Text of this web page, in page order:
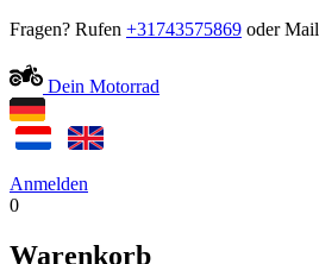
Fragen? Rufen +31743575869 oder Mail
Dein Motorrad
Anmelden
0
Warenkorb